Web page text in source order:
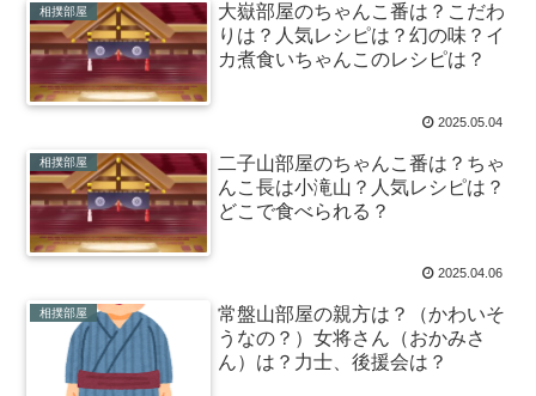
相撲部屋
大嶽部屋のちゃんこ番は？こだわ
りは？人気レシピは？幻の味？イ
カ煮食いちゃんこのレシピは？
2025.05.04
相撲部屋
二子山部屋のちゃんこ番は？ちゃ
んこ長は小滝山？人気レシピは？
どこで食べられる？
2025.04.06
相撲部屋
常盤山部屋の親方は？（かわいそ
うなの？）女将さん（おかみさ
ん）は？力士、後援会は？